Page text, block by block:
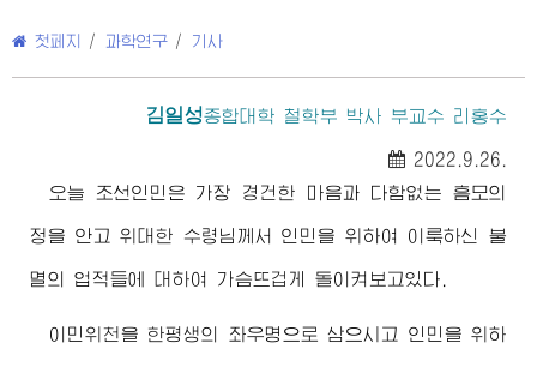
첫페지 / 과학연구 / 기사
김일성종합대학 철학부 박사 부교수 리홍수
2022.9.26.
오늘 조선인민은 가장 경건한 마음과 다함없는 흠모의
정을 안고위대한 수령님께서 인민을 위하여 이룩하신 불
멸의 업적들에 대하여 가슴뜨겁게 돌이켜보고있다.
이민위천을 한평생의 좌우명으로 삼으시고 인민을 위하